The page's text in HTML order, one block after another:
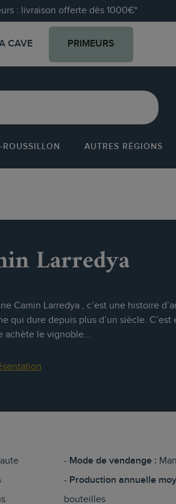
: livraison offerte dès 1000€*
CAVE PRIMEURS
AUTRES RÉGIONS
Larredya
Camin Larredya , c’est une histoire
qui dure depuis plus d’un siècle. C’est
achète le vignoble...
Mode de vendange :
Production annuelle
bouteilles